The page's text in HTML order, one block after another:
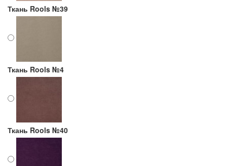
Ткань Rools №39
Ткань Rools №4
Ткань Rools №40